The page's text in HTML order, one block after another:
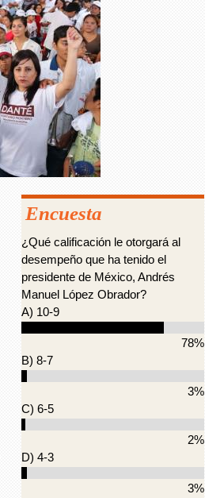
Encuesta
¿Qué calificación le otorgará al
desempeño que ha tenido el
presidente de México, Andrés
Manuel López Obrador?
A) 10-9
78%
B) 8-7
3%
C) 6-5
2%
D) 4-3
3%